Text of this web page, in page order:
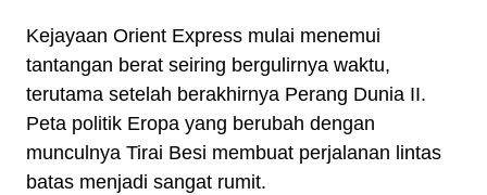
Kejayaan Orient Express mulai menemui
tantangan berat seiring bergulirnya waktu,
terutama setelah berakhirnya Perang Dunia II.
Peta politik Eropa yang berubah dengan
munculnya Tirai Besi membuat perjalanan lintas
batas menjadi sangat rumit.